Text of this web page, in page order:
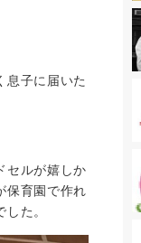
息子に届いた
セルが嬉しか
保育園で作れ
た。